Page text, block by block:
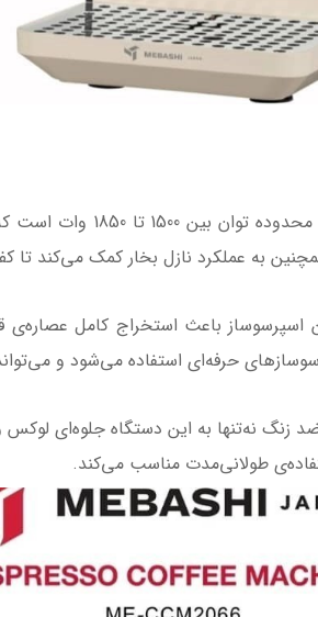
1- توان بالا و عملکرد
به عملکرد نازل بخار کمک می‌کند تا
حرفه‌ای استفاده می‌شود و
زنگ نه‌تنها به این دستگاه جلوه‌ای
طولانی‌مدت مناسب می‌کند.